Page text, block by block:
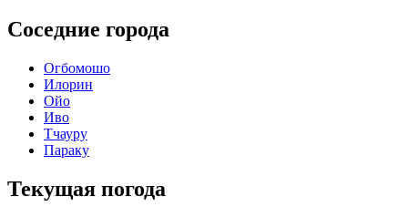
Соседние города
Огбомошо
Илорин
Ойо
Иво
Тчауру
Параку
Текущая погода